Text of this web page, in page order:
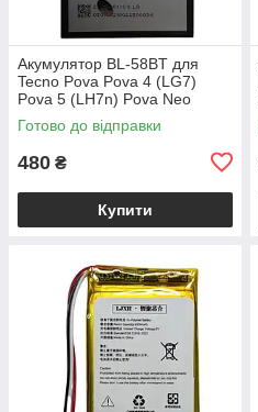
Акумулятор BL-58BT для
Tecno Pova Pova 4 (LG7)
Pova 5 (LH7n) Pova Neo
Готово до відправки
480 ₴
Купити